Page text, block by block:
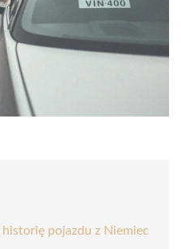
pojazdu z Niemiec